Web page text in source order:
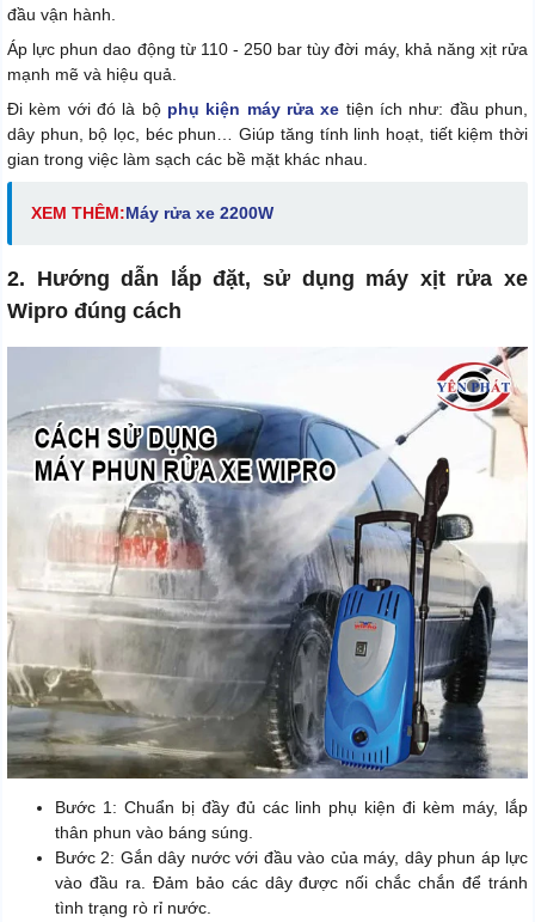
đầu vận hành.
Áp lực phun dao động từ 110 - 250 bar tùy đời máy, khả năng xịt rửa
mạnh mẽ và hiệu quả.
Đi kèm với đó là bộ phụ kiện máy rửa xe tiện ích như: đầu phun,
dây phun, bộ lọc, béc phun… Giúp tăng tính linh hoạt, tiết kiệm thời
gian trong việc làm sạch các bề mặt khác nhau.
XEM THÊM:Máy rửa xe 2200W
2. Hướng dẫn lắp đặt, sử dụng máy xịt rửa xe
Wipro đúng cách
Bước 1: Chuẩn bị đầy đủ các linh phụ kiện đi kèm máy, lắp
thân phun vào báng súng.
Bước 2: Gắn dây nước với đầu vào của máy, dây phun áp lực
vào đầu ra. Đảm bảo các dây được nối chắc chắn để tránh
tình trạng rò rỉ nước.